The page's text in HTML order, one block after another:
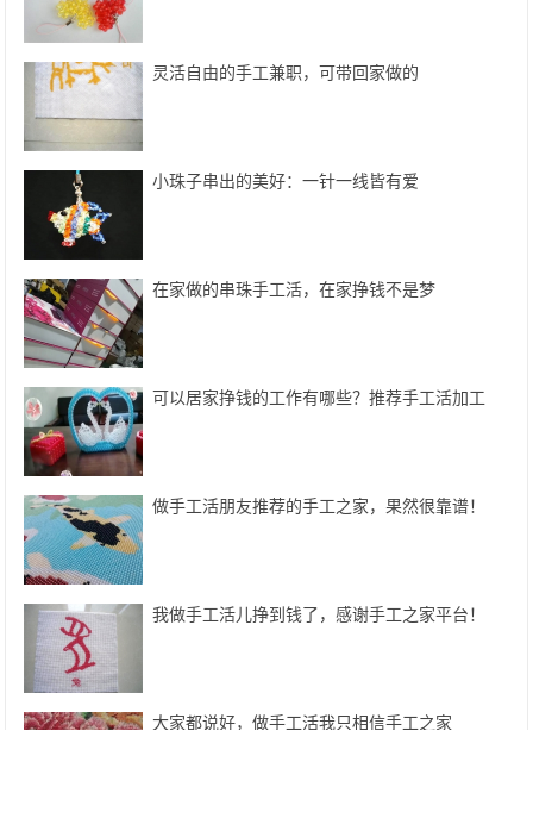
灵活自由的手工兼职，可带回家做的
小珠子串出的美好：一针一线皆有爱
在家做的串珠手工活，在家挣钱不是梦
可以居家挣钱的工作有哪些？推荐手工活加工
做手工活朋友推荐的手工之家，果然很靠谱！
我做手工活儿挣到钱了，感谢手工之家平台！
大家都说好，做手工活我只相信手工之家